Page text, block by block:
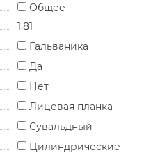
Общее
1.81
Гальваника
Да
Нет
Лицевая планка
Сувальдный
Цилиндрические